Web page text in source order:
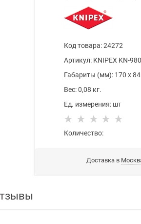
Код товара: 24272
Артикул: KNIPEX KN-
Габариты (мм): 170 x84
Вес: 0,08 кг.
Ед. измерения: шт
Количество:
Доставка в